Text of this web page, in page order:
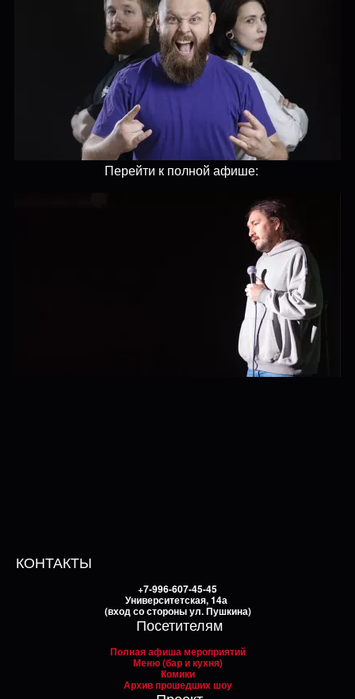
Перейти к полной афише:
КОНТАКТЫ
+7-996-607-45-45
Университетская, 14а
(вход со стороны ул. Пушкина)
Посетителям
Полная афиша мероприятий
Меню (бар и кухня)
Комики
Архив прошедших шоу